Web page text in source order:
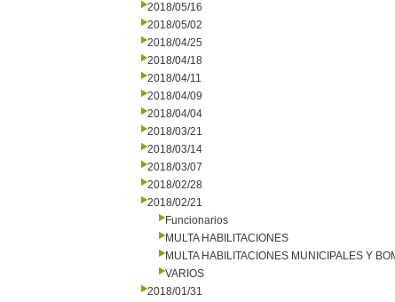
2018/05/16
2018/05/02
2018/04/25
2018/04/18
2018/04/11
2018/04/09
2018/04/04
2018/03/21
2018/03/14
2018/03/07
2018/02/28
2018/02/21
Funcionarios
MULTA HABILITACIONES
MULTA HABILITACIONES MUNICIPALES Y
VARIOS
2018/01/31